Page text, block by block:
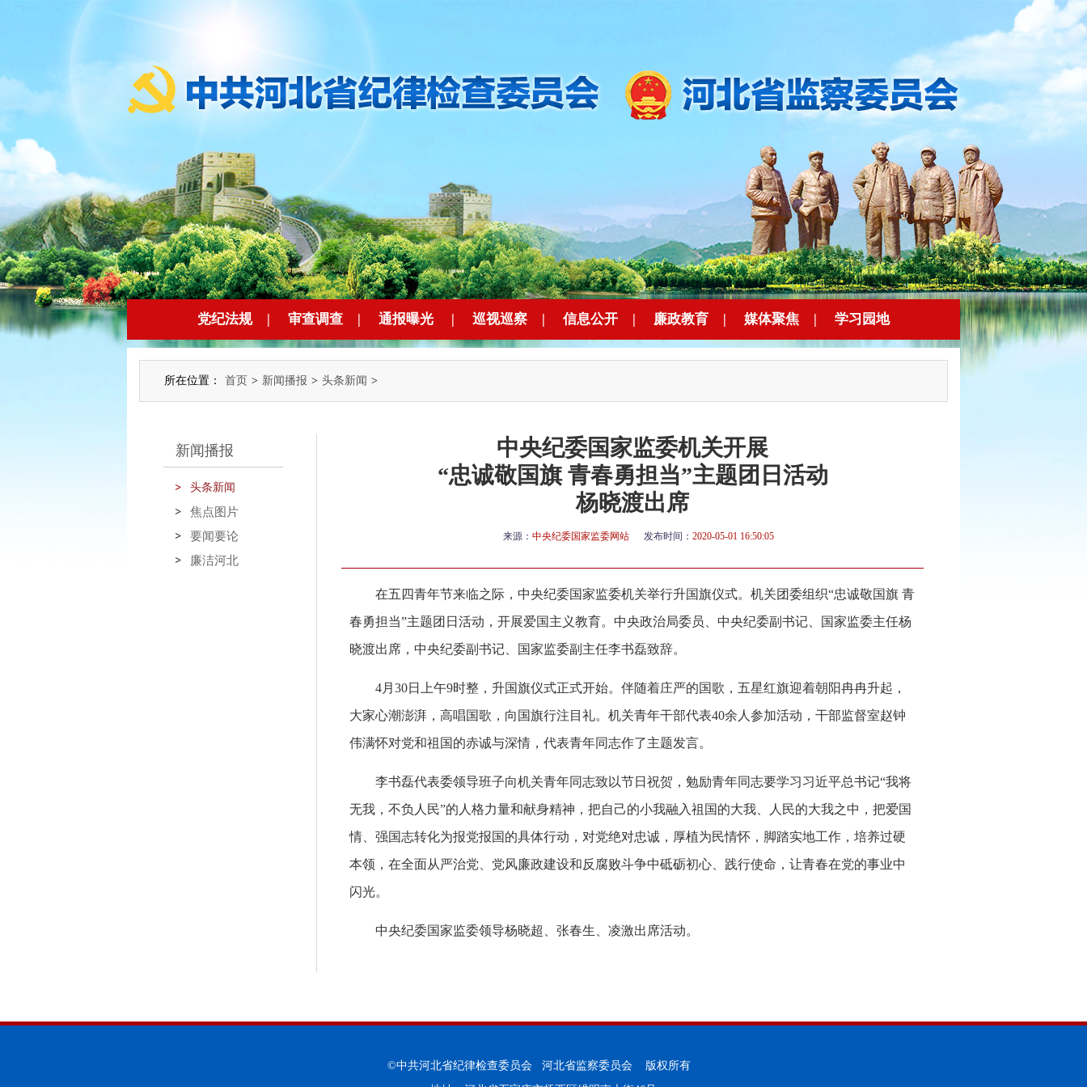
党纪法规 | 审查调查 | 通报曝光 | 巡视巡察 | 信息公开 | 廉政教育 | 媒体聚焦 | 学习园地
所在位置： 首页 > 新闻播报 > 头条新闻 >
新闻播报
头条新闻
焦点图片
要闻要论
廉洁河北
中央纪委国家监委机关开展
“忠诚敬国旗 青春勇担当”主题团日活动
杨晓渡出席
来源： 中央纪委国家监委网站 发布时间： 2020-05-01 16:50:05
在五四青年节来临之际，中央纪委国家监委机关举行升国旗仪式。机关团委组织“忠诚敬国旗 青
春勇担当”主题团日活动，开展爱国主义教育。中央政治局委员、中央纪委副书记、国家监委主任杨
晓渡出席，中央纪委副书记、国家监委副主任李书磊致辞。
4月30日上午9时整，升国旗仪式正式开始。伴随着庄严的国歌，五星红旗迎着朝阳冉冉升起，
大家心潮澎湃，高唱国歌，向国旗行注目礼。机关青年干部代表40余人参加活动，干部监督室赵钟
伟满怀对党和祖国的赤诚与深情，代表青年同志作了主题发言。
李书磊代表委领导班子向机关青年同志致以节日祝贺，勉励青年同志要学习习近平总书记“我将
无我，不负人民”的人格力量和献身精神，把自己的小我融入祖国的大我、人民的大我之中，把爱国
情、强国志转化为报党报国的具体行动，对党绝对忠诚，厚植为民情怀，脚踏实地工作，培养过硬
本领，在全面从严治党、党风廉政建设和反腐败斗争中砥砺初心、践行使命，让青春在党的事业中
闪光。
中央纪委国家监委领导杨晓超、张春生、凌激出席活动。
©中共河北省纪律检查委员会 河北省监察委员会 版权所有